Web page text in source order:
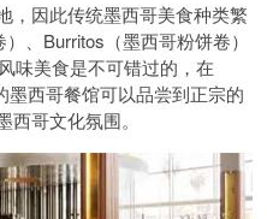
因此传统墨西哥美食种类繁
、Burritos（墨西哥粉饼卷）
味美食是不可错过的，在
墨西哥餐馆可以品尝到正宗的
哥文化氛围。